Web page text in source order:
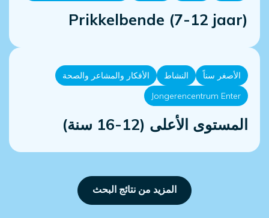
Prikkelbende (7-12 jaar)
الأصغر سناً النشاط
الأفكار والمشاعر والصحة
Jongerencentrum Enter
المستوى الأعلى (12-16 سنة)
المزيد من نتائج البحث